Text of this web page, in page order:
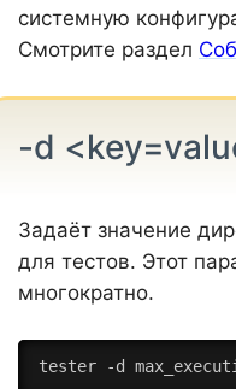
системную
Смотрите раздел
-d
Задаёт значение
для тестов. Этот
многократно.
tester -d